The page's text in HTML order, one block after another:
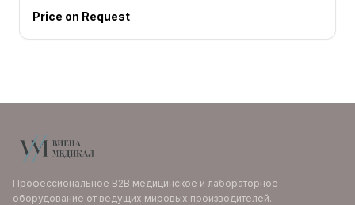
Price on Request
Профессиональное B2B медицинское и лабораторное
оборудование от ведущих мировых производителей.